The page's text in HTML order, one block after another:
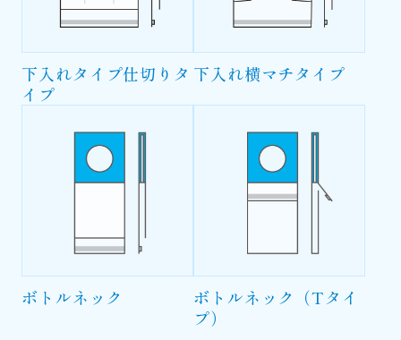
下入れタイプ仕切りタ
イプ
下入れ横マチタイプ
ボトルネック
ボトルネック（Tタイ
プ）